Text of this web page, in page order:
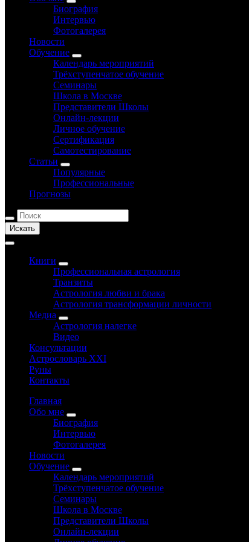
Биография
Интервью
Фотогалерея
Новости
Обучение
Календарь мероприятий
Трёхступенчатое обучение
Семинары
Школа в Москве
Представители Школы
Онлайн-лекции
Личное обучение
Сертификация
Самотестирование
Статьи
Популярные
Профессиональные
Прогнозы
Искать
Книги
Профессиональная астрология
Транзиты
Астрология любви и брака
Астрология трансформации личности
Медиа
Астрология налегке
Видео
Консультации
Астрословарь XXI
Руны
Контакты
Главная
Обо мне
Биография
Интервью
Фотогалерея
Новости
Обучение
Календарь мероприятий
Трёхступенчатое обучение
Семинары
Школа в Москве
Представители Школы
Онлайн-лекции